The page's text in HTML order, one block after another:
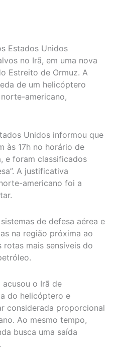
Estados Unidos
no Irã, em uma nova
Estreito de Ormuz. A
de um helicóptero
americano,
Unidos informou que
às 17h no horário de
e foram classificados
A justificativa
americano foi a
de defesa aérea e
na região próxima ao
rotas mais sensíveis do
acusou o Irã de
do helicóptero e
considerada proporcional
Ao mesmo tempo,
busca uma saída